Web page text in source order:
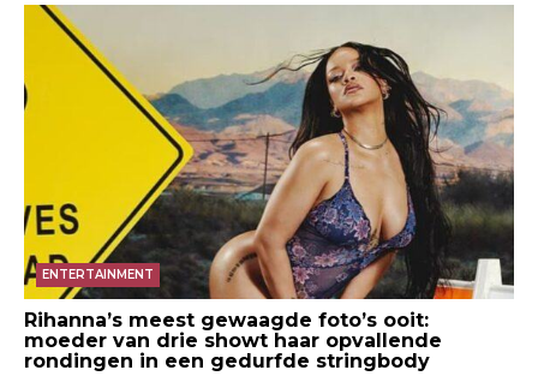
ENTERTAINMENT
Rihanna’s meest gewaagde foto’s ooit:
moeder van drie showt haar opvallende
rondingen in een gedurfde stringbody